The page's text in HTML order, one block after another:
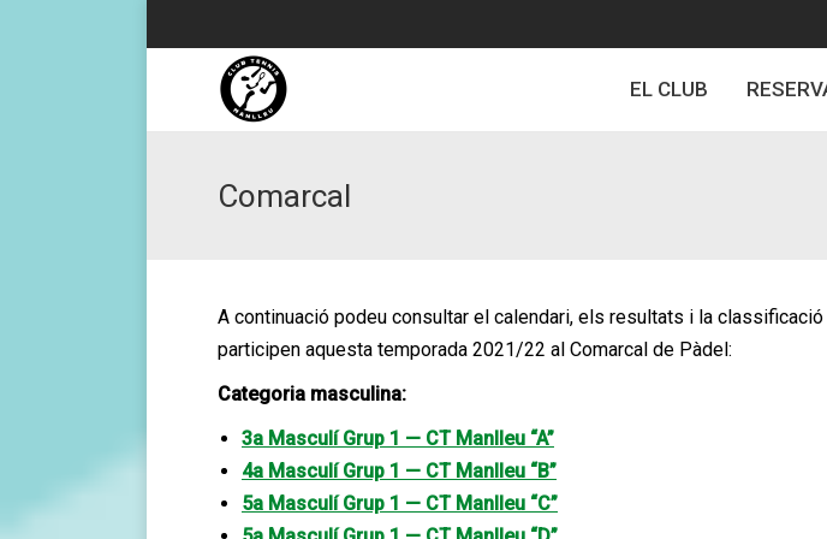
EL CLUB
Comarcal
A continuació podeu consultar el calendari, els resultats i la
participen aquesta temporada 2021/22 al Comarcal de Pàdel:
Categoria masculina:
3a Masculí Grup 1 — CT Manlleu “A”
4a Masculí Grup 1 — CT Manlleu “B”
5a Masculí Grup 1 — CT Manlleu “C”